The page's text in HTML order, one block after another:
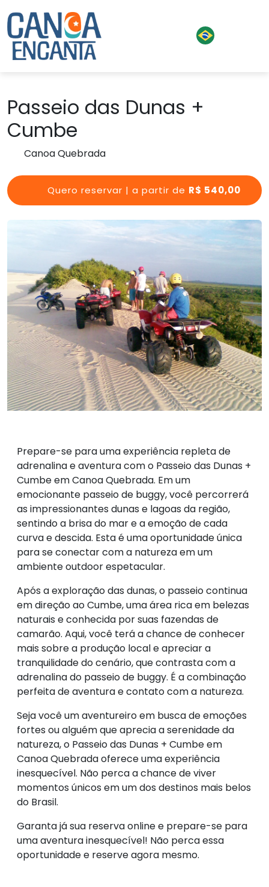
Passeio das Dunas +
Cumbe
Canoa Quebrada
Quero reservar | a partir de R$ 540,00
Prepare-se para uma experiência repleta de
adrenalina e aventura com o Passeio das Dunas +
Cumbe em Canoa Quebrada. Em um
emocionante passeio de buggy, você percorrerá
as impressionantes dunas e lagoas da região,
sentindo a brisa do mar e a emoção de cada
curva e descida. Esta é uma oportunidade única
para se conectar com a natureza em um
ambiente outdoor espetacular.
Após a exploração das dunas, o passeio continua
em direção ao Cumbe, uma área rica em belezas
naturais e conhecida por suas fazendas de
camarão. Aqui, você terá a chance de conhecer
mais sobre a produção local e apreciar a
tranquilidade do cenário, que contrasta com a
adrenalina do passeio de buggy. É a combinação
perfeita de aventura e contato com a natureza.
Seja você um aventureiro em busca de emoções
fortes ou alguém que aprecia a serenidade da
natureza, o Passeio das Dunas + Cumbe em
Canoa Quebrada oferece uma experiência
inesquecível. Não perca a chance de viver
momentos únicos em um dos destinos mais belos
do Brasil.
Garanta já sua reserva online e prepare-se para
uma aventura inesquecível! Não perca essa
oportunidade e reserve agora mesmo.